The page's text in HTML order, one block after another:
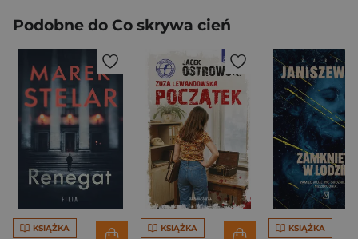
Podobne do Co skrywa cień
KSIĄŻKA KSIĄŻKA KSIĄŻKA